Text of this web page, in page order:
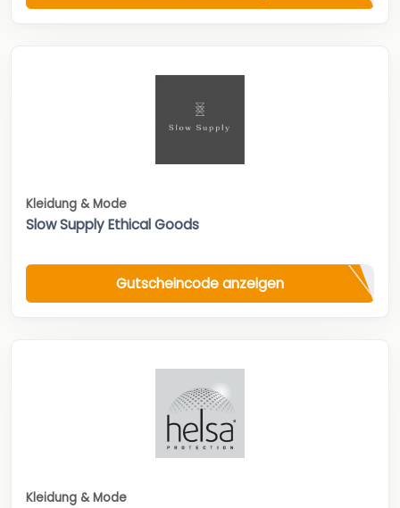
Kleidung & Mode
Slow Supply Ethical Goods
Gutscheincode anzeigen
Kleidung & Mode